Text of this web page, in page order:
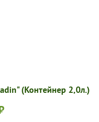
(Контейнер 2,0л.)